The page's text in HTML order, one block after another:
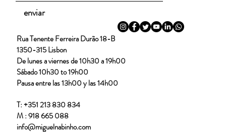
Rua Tenente Ferreira Durão 18-B
1350-315 Lisbon
De lunes a viernes de 10h30 a 19h00
Sábado 10h30 to 19h00
Pausa entre las 13h00 y las 14h00
T: +351 213 830 834
M : 918 665 088
info@miguelnabinho.com
enviar